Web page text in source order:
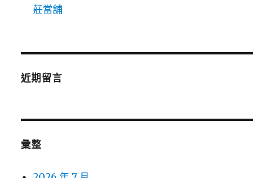
莊當舖
近期留言
彙整